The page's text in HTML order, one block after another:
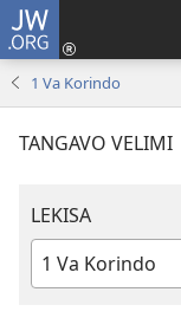
JW.ORG
1 Va Korindo
TANGAVO VELIMI
LEKISA
Elivulu